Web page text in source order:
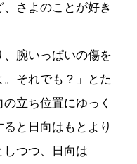
、さよのことが好き
腕いっぱいの傷を
それでも？」とた
立ち位置にゆっく
と日向はもとより
つつ、日向は